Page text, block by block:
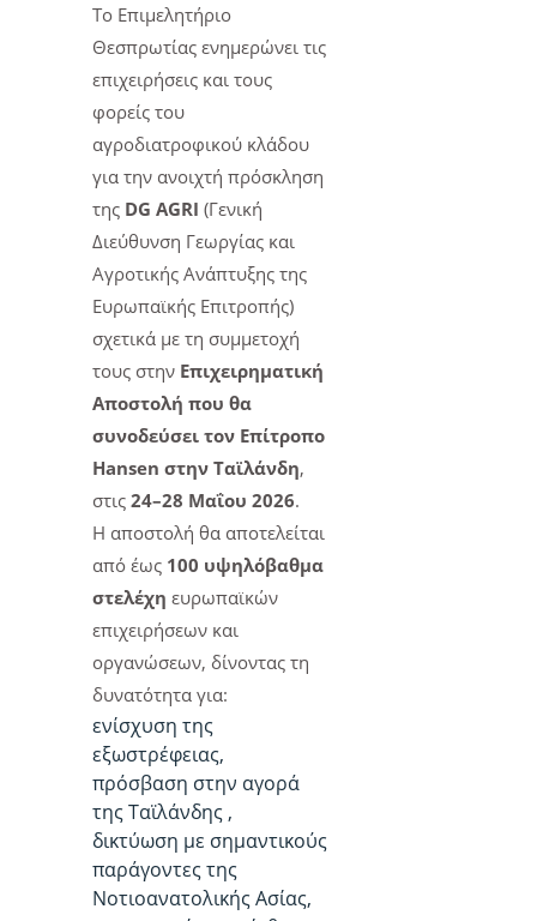
Το Επιμελητήριο
Θεσπρωτίας ενημερώνει τις
επιχειρήσεις και τους
φορείς του
αγροδιατροφικού κλάδου
για την ανοιχτή πρόσκληση
της DG AGRI (Γενική
Διεύθυνση Γεωργίας και
Αγροτικής Ανάπτυξης της
Ευρωπαϊκής Επιτροπής)
σχετικά με τη συμμετοχή
τους στην Επιχειρηματική
Αποστολή που θα
συνοδεύσει τον Επίτροπο
Hansen στην Ταϊλάνδη,
στις 24–28 Μαΐου 2026.
Η αποστολή θα αποτελείται
από έως 100 υψηλόβαθμα
στελέχη ευρωπαϊκών
επιχειρήσεων και
οργανώσεων, δίνοντας τη
δυνατότητα για:
ενίσχυση της
εξωστρέφειας,
πρόσβαση στην αγορά
της Ταϊλάνδης ,
δικτύωση με σημαντικούς
παράγοντες της
Νοτιοανατολικής Ασίας,